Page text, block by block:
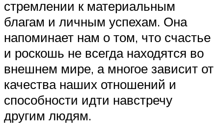
стремлении к материальным
благам и личным успехам. Она
напоминает нам о том, что счастье
и роскошь не всегда находятся во
внешнем мире, а многое зависит от
качества наших отношений и
способности идти навстречу
другим людям.